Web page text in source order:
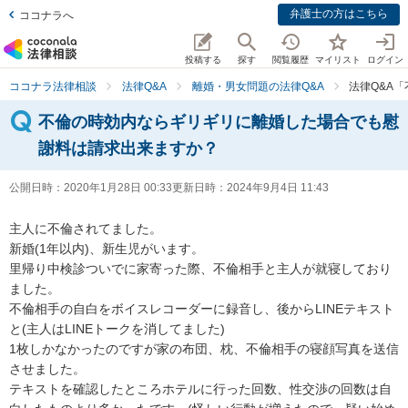
ココナラへ 弁護士の方はこちら
投稿する 探す 閲覧履歴 マイリスト ログイン
ココナラ法律相談 法律Q&A 離婚・男女問題の法律Q&A 法律Q&A
不倫の時効内ならギリギリに離婚した場合でも慰
謝料は請求出来ますか？
公開日時： 2020年1月28日 00:33更新日時： 2024年9月4日 11:43
主人に不倫されてました。
新婚(1年以内)、新生児がいます。
里帰り中検診ついでに家寄った際、不倫相手と主人が就寝しており
ました。
不倫相手の自白をボイスレコーダーに録音し、後からLINEテキスト
と(主人はLINEトークを消してました)
1枚しかなかったのですが家の布団、枕、不倫相手の寝顔写真を送信
させました。
テキストを確認したところホテルに行った回数、性交渉の回数は自